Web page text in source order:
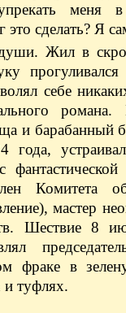
меня
сделать? Я
Жил в
прогуливался
себе
романа.
и барабанный
устраивал
Комитета
мастер
Шествие 8
фраке в
и туфлях.